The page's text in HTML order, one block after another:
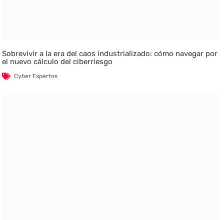
Sobrevivir a la era del caos industrializado: cómo navegar por
el nuevo cálculo del ciberriesgo
Cyber Expertos